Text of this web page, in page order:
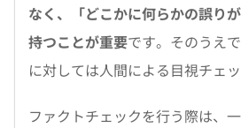
なく、「どこかに何らかの誤り
持つことが重要です。そのうえ
に対しては人間による目視チェ
ファクトチェックを行う際は、